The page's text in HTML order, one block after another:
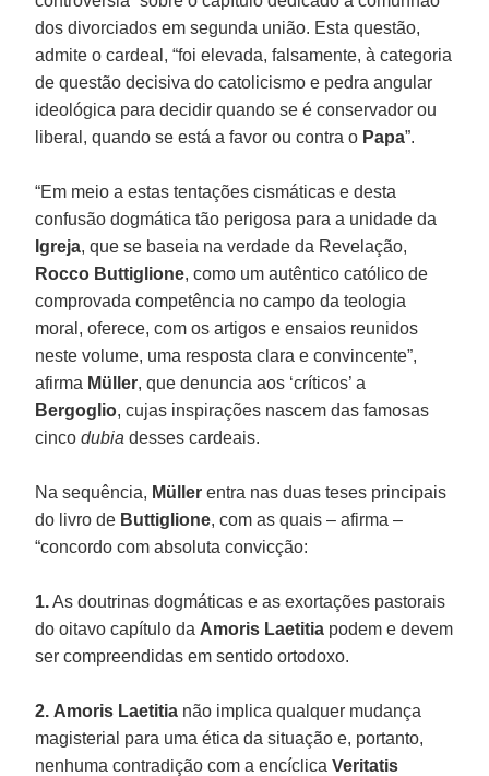
dos divorciados em segunda união. Esta questão,
admite o cardeal, “foi elevada, falsamente, à categoria
de questão decisiva do catolicismo e pedra angular
ideológica para decidir quando se é conservador ou
liberal, quando se está a favor ou contra o Papa”.
“Em meio a estas tentações cismáticas e desta
confusão dogmática tão perigosa para a unidade da
Igreja, que se baseia na verdade da Revelação,
Rocco Buttiglione, como um autêntico católico de
comprovada competência no campo da teologia
moral, oferece, com os artigos e ensaios reunidos
neste volume, uma resposta clara e convincente”,
afirma Müller, que denuncia aos ‘críticos’ a
Bergoglio, cujas inspirações nascem das famosas
cincodubia desses cardeais.
Na sequência, Müller entra nas duas teses principais
do livro de Buttiglione, com as quais – afirma –
“concordo com absoluta convicção:
1.As doutrinas dogmáticas e as exortações pastorais
do oitavo capítulo da Amoris Laetitia podem e devem
ser compreendidas em sentido ortodoxo.
2. Amoris Laetitia não implica qualquer mudança
magisterial para uma ética da situação e, portanto,
nenhuma contradição com a encíclicaVeritatis